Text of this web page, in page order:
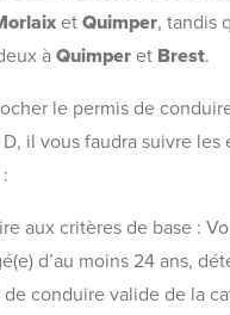
etQuimper, tandis
àQuimperet Brest.
le permis de
il vous faudra suivre les
aux critères de base :
d’au moins 24 ans,
de conduire valide de la